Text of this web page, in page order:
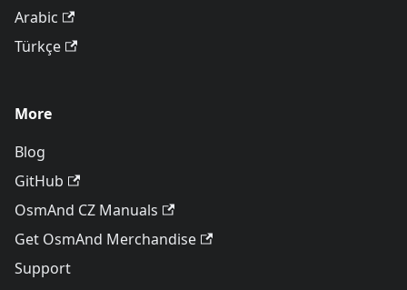
Arabic
Türkçe
More
Blog
GitHub
OsmAnd CZ Manuals
Get OsmAnd Merchandise
Support